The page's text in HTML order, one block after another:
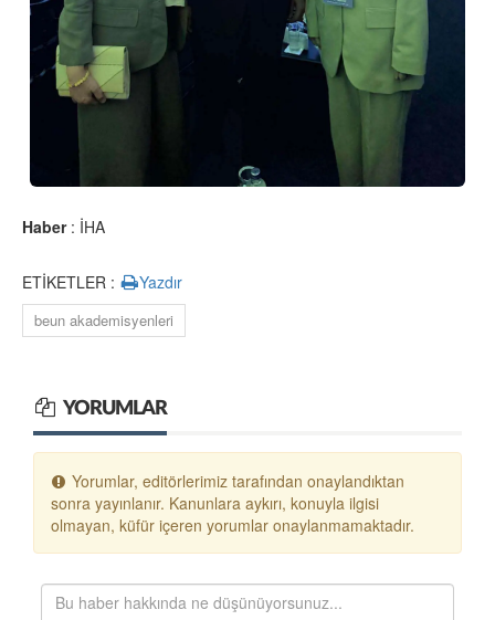
Haber: İHA
ETİKETLER : Yazdır
beun akademisyenleri
YORUMLAR
Yorumlar, editörlerimiz tarafından onaylandıktan
sonra yayınlanır. Kanunlara aykırı, konuyla ilgisi
olmayan, küfür içeren yorumlar onaylanmamaktadır.